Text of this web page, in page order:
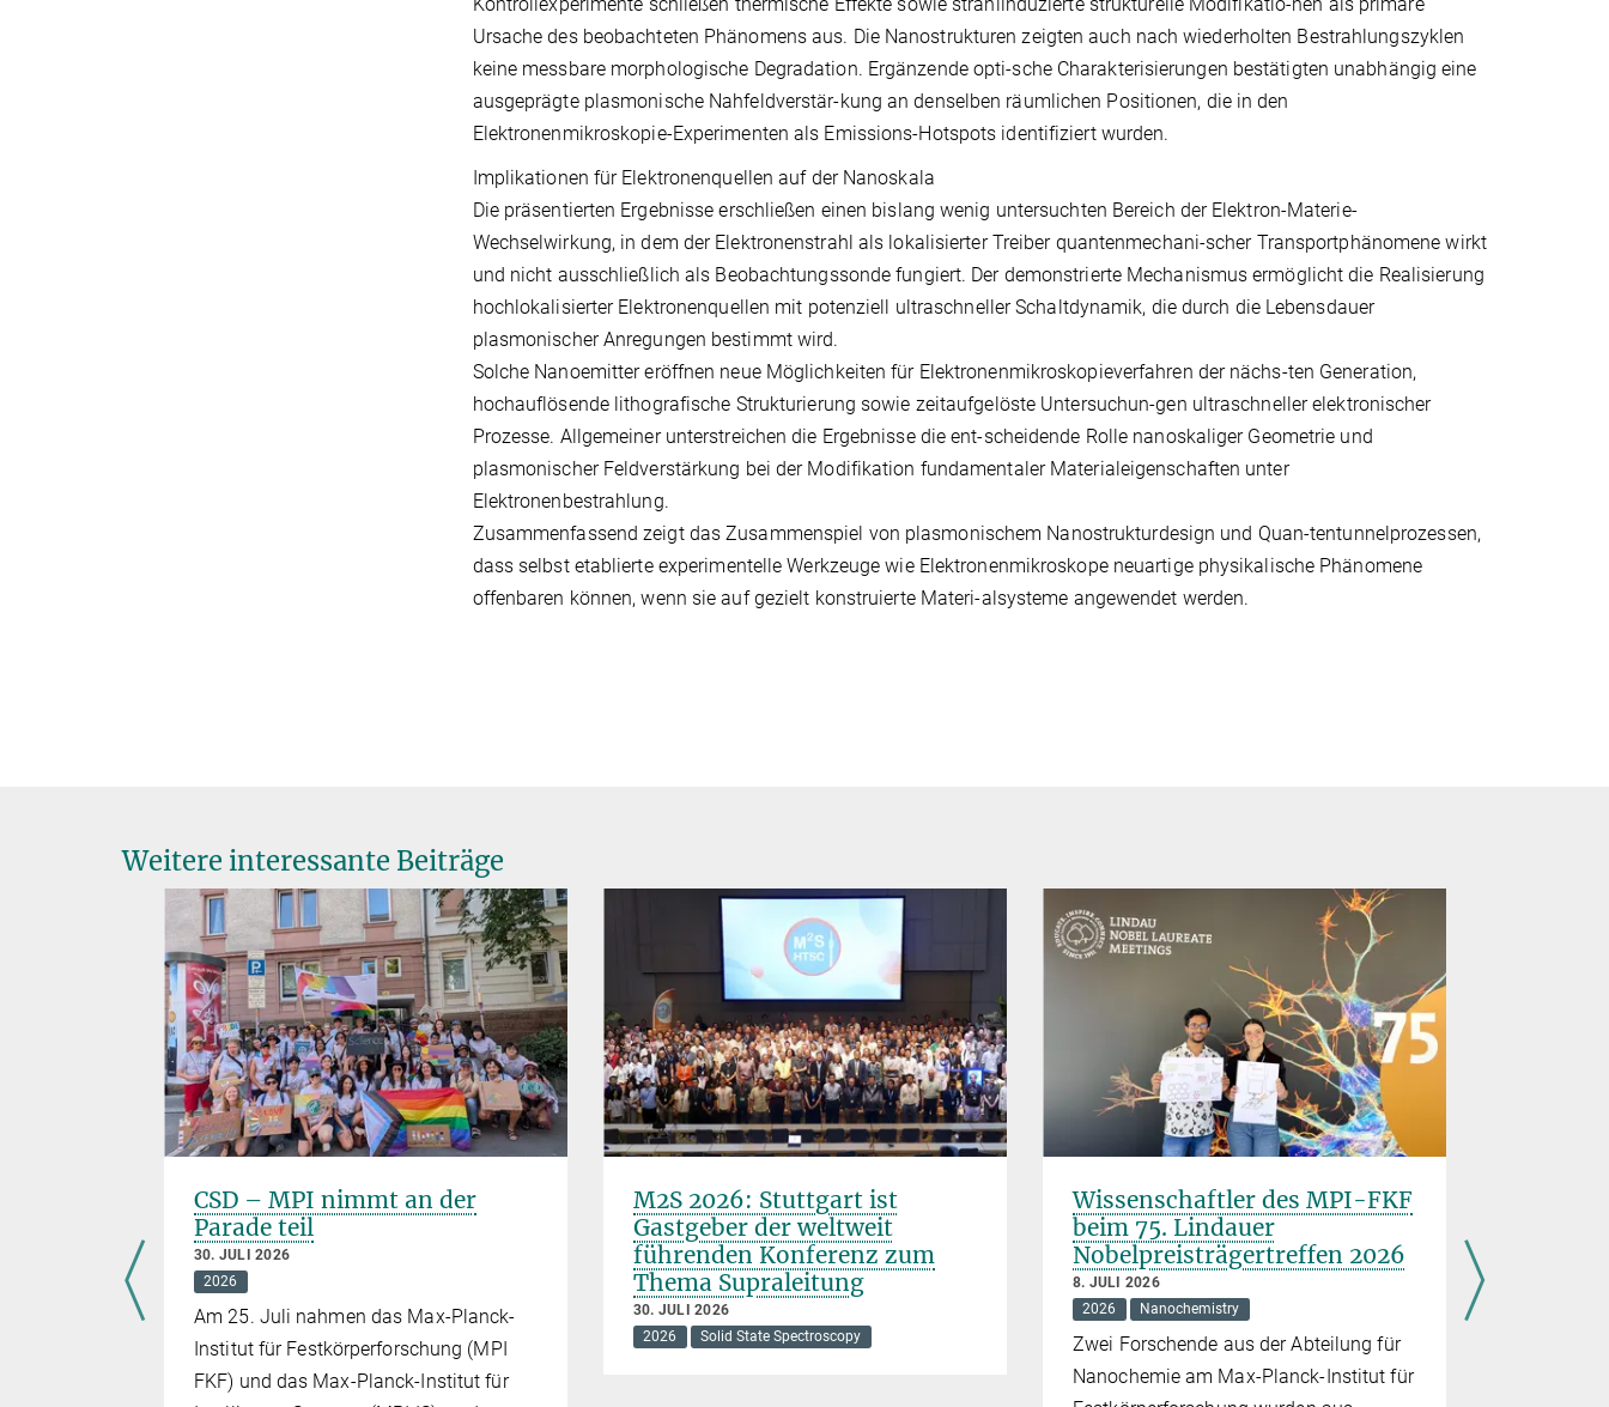
Ursache des beobachteten Phänomens aus. Die Nanostrukturen zeigten auch nach wiederholten Bestrahlungszyklen
keine messbare morphologische Degradation. Ergänzende opti-sche Charakterisierungen bestätigten unabhängig eine
ausgeprägte plasmonische Nahfeldverstär-kung an denselben räumlichen Positionen, die in den
Elektronenmikroskopie-Experimenten als Emissions-Hotspots identifiziert wurden.
Implikationen für Elektronenquellen auf der Nanoskala
Die präsentierten Ergebnisse erschließen einen bislang wenig untersuchten Bereich der Elektron-Materie-
Wechselwirkung, in dem der Elektronenstrahl als lokalisierter Treiber quantenmechani-scher Transportphänomene wirkt
und nicht ausschließlich als Beobachtungssonde fungiert. Der demonstrierte Mechanismus ermöglicht die Realisierung
hochlokalisierter Elektronenquellen mit potenziell ultraschneller Schaltdynamik, die durch die Lebensdauer
plasmonischer Anregungen bestimmt wird.
Solche Nanoemitter eröffnen neue Möglichkeiten für Elektronenmikroskopieverfahren der nächs-ten Generation,
hochauflösende lithografische Strukturierung sowie zeitaufgelöste Untersuchun-gen ultraschneller elektronischer
Prozesse. Allgemeiner unterstreichen die Ergebnisse die ent-scheidende Rolle nanoskaliger Geometrie und
plasmonischer Feldverstärkung bei der Modifikation fundamentaler Materialeigenschaften unter
Elektronenbestrahlung.
Zusammenfassend zeigt das Zusammenspiel von plasmonischem Nanostrukturdesign und Quan-tentunnelprozessen,
dass selbst etablierte experimentelle Werkzeuge wie Elektronenmikroskope neuartige physikalische Phänomene
offenbaren können, wenn sie auf gezielt konstruierte Materi-alsysteme angewendet werden.
Weitere interessante Beiträge
CSD – MPI nimmt an der
Parade teil
30. JULI 2026
2026
Am 25. Juli nahmen das Max-Planck-
Institut für Festkörperforschung (MPI
FKF) und das Max-Planck-Institut für
M2S 2026: Stuttgart ist
Gastgeber der weltweit
führenden Konferenz zum
Thema Supraleitung
30. JULI 2026
2026
Solid State Spectroscopy
Wissenschaftler des MPI-FKF
beim 75. Lindauer
Nobelpreisträgertreffen 2026
8. JULI 2026
2026
Nanochemistry
Zwei Forschende aus der Abteilung für
Nanochemie am Max-Planck-Institut für